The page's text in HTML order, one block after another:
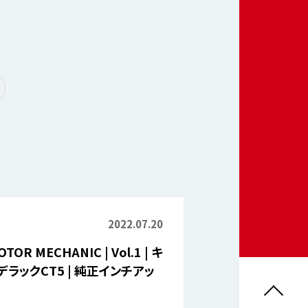
2022.07.20
MECHANIC | Vol.1 | キ
ラックCT5 | 純正インチアッ